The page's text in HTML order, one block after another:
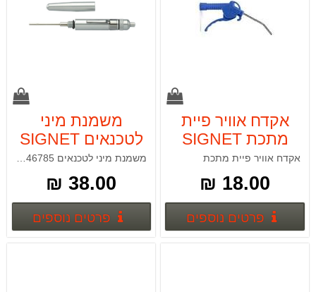
אקדח אוויר פיית
מתכת SIGNET
65495
אקדח אוויר פיית מתכת
18.00 ₪
פרטים נוספיםפרטים נוספים
משמנת מיני
לטכנאים SIGNET
46785
38.00 ₪
פרטים נוספים